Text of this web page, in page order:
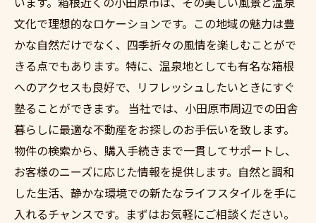
文化で理想的なロケーションです。この地域の魅力は豊
かな自然だけでなく、四季折々の風情を楽しむことがで
きる点でもあります。特に、温泉地としても有名な箱根
へのアクセスも良好で、リフレッシュしたいときにすぐ
塾ることができます。 当社では、小田原市周辺での田舎
暮らしに最適な不動産をお探しのお手伝いを致します。
物件の検索から、購入手続きまで一貫してサポートし、
お客様のニーズに応じた情報を提供します。自然と調和
した生活、静かな環境での新たなライフスタイルを手に
入れるチャンスです。まずはお気軽にご相談ください。